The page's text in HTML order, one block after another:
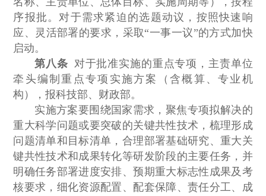
序报批。对于需求紧迫的选题动议，按照快速响
应、灵活部署的要求，采取“一事一议”的方式加快
启动。
第八条 对于批准实施的重点专项，主责单位
牵头编制重点专项实施方案（含概算、专业机
构），报科技部、财政部。
实施方案要围绕国家需求，聚焦专项拟解决的
重大科学问题或要突破的关键共性技术，梳理形成
问题清单和目标清单，合理部署基础研究、重大关
键共性技术和成果转化等研发阶段的主要任务，并
明确任务部署进度安排、预期重大标志性成果及考
核要求，细化资源配置、配套保障、责任分工、成